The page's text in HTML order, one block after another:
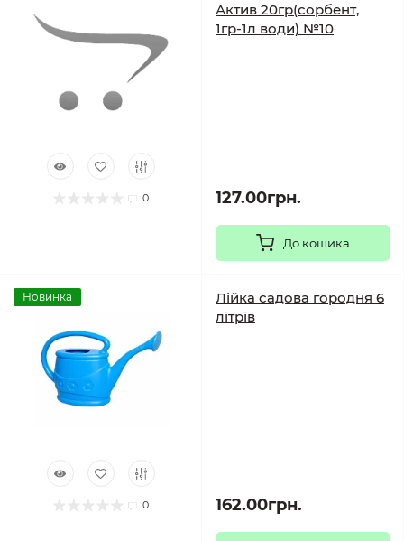
0
Актив 20гр(сорбент,
1гр-1л води) №10
127.00грн.
До кошика
Новинка
0
Лійка садова городня 6
літрів
162.00грн.